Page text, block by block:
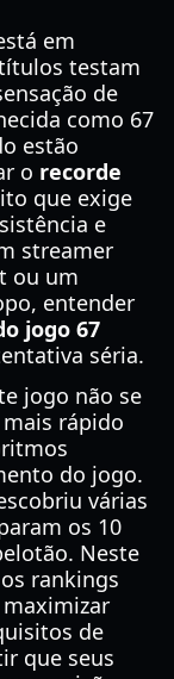
em
testam
de
como 67
estão
o recorde
que exige
e
streamer
ou um
entender
jogo 67
séria.
jogo não se
rápido
do jogo.
várias
os 10
Neste
rankings
de
que seus